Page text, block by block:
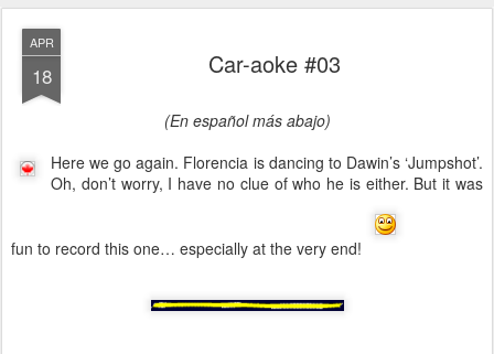
APR
18 Car-aoke #03
(En español más abajo)
Here we go again. Florencia is dancing to Dawin’s ‘Jumpshot’.
Oh, don’t worry, I have no clue of who he is either. But it was
fun to record this one… especially at the very end!